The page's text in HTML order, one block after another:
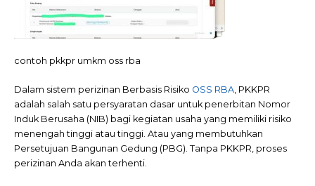
contoh pkkpr umkm oss rba
Dalam sistem perizinan Berbasis Risiko OSS RBA, PKKPR
adalah salah satu persyaratan dasar untuk penerbitan Nomor
Induk Berusaha (NIB) bagi kegiatan usaha yang memiliki risiko
menengah tinggi atau tinggi. Atau yang membutuhkan
Persetujuan Bangunan Gedung (PBG). Tanpa PKKPR, proses
perizinan Anda akan terhenti.